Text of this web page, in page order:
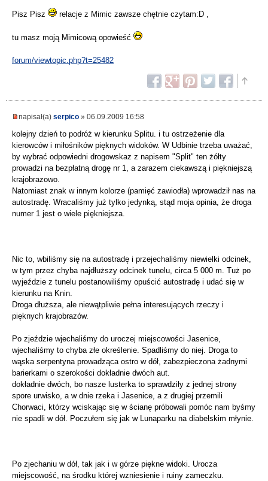
Pisz Pisz relacje z Mimic zawsze chętnie czytam:D ,
tu masz moją Mimicową opowieść
forum/viewtopic.php?t=25482
napisał(a) serpico » 06.09.2009 16:58
kolejny dzień to podróż w kierunku Splitu. i tu ostrzeżenie dla
kierowców i miłośników pięknych widoków. W Udbinie trzeba uważać,
by wybrać odpowiedni drogowskaz z napisem "Split" ten żółty
prowadzi na bezpłatną drogę nr 1, a zarazem ciekawszą i piękniejszą
krajobrazowo.
Natomiast znak w innym kolorze (pamięć zawiodła) wprowadził nas na
autostradę. Wracaliśmy już tylko jedynką, stąd moja opinia, że droga
numer 1 jest o wiele piękniejsza.
Nic to, wbiliśmy się na autostradę i przejechaliśmy niewielki odcinek,
w tym przez chyba najdłuższy odcinek tunelu, circa 5 000 m. Tuż po
wyjeździe z tunelu postanowiliśmy opuścić autostradę i udać się w
kierunku na Knin.
Droga dłuższa, ale niewątpliwie pełna interesujących rzeczy i
pięknych krajobrazów.
Po zjeździe wjechaliśmy do uroczej miejscowości Jasenice,
wjechaliśmy to chyba złe określenie. Spadliśmy do niej. Droga to
wąska serpentyna prowadząca ostro w dół, zabezpieczona żadnymi
barierkami o szerokości dokładnie dwóch aut.
dokładnie dwóch, bo nasze lusterka to sprawdziły z jednej strony
spore urwisko, a w dnie rzeka i Jasenice, a z drugiej przemili
Chorwaci, którzy wciskając się w ścianę próbowali pomóc nam byśmy
nie spadli w dół. Poczułem się jak w Lunaparku na diabelskim młynie.
Po zjechaniu w dół, tak jak i w górze piękne widoki. Urocza
miejscowość, na środku której wzniesienie i ruiny zameczku.